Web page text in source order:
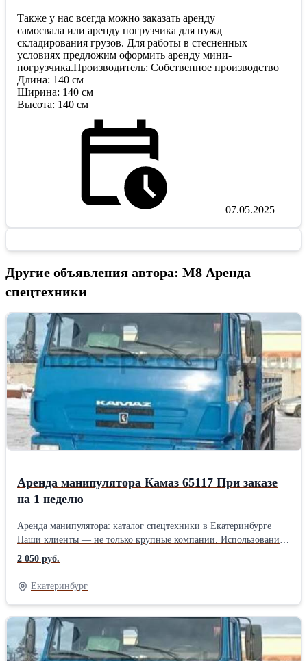
Также у нас всегда можно заказать аренду
самосвала или аренду погрузчика для нужд
складирования грузов. Для работы в стесненных
условиях предложим оформить аренду мини-
погрузчика.Производитель: Собственное производство
Длина: 140 см
Ширина: 140 см
Высота: 140 см
07.05.2025
Другие объявления автора: М8 Аренда
спецтехники
Аренда манипулятора Камаз 65117 При заказе
на 1 неделю
Аренда манипулятора: каталог спецтехники в Екатеринбурге
Наши клиенты — не только крупные компании. Использование
спецтехники может понадобиться не только в рамках
строительного процесса, но и при выполнении ряда бытовых
задач, связанных с необходимостью транспортировки и
перемещения на объекте больших и тяжелых грузов. Мы
предлагаем аренду манипулятора Daewoo Novus. Эта
современная модель универсального спецтранспорта позволит
Вам осуществить: * Перевозка строительных материалов и
крупногабаритных грузов. Маневренность машины позволит с
2 050 руб.
Екатеринбург